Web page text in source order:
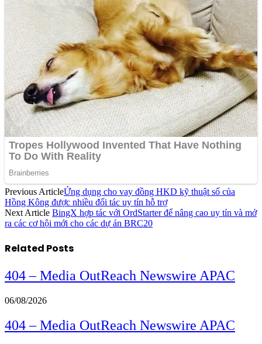
Previous ArticleỨng dụng cho vay đồng HKD kỹ thuật số của
Hồng Kông được nhiều đối tác uy tín hỗ trợ
Next Article BingX hợp tác với OrdStarter để nâng cao uy tín và mở
ra các cơ hội mới cho các dự án BRC20
Related Posts
404 – Media OutReach Newswire APAC
06/08/2026
404 – Media OutReach Newswire APAC